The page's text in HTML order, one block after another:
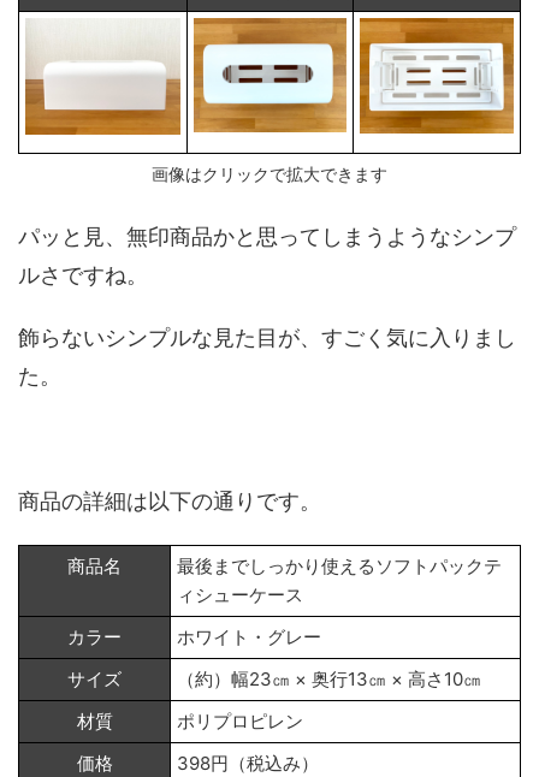
画像はクリックで拡大できます
パッと見、無印商品かと思ってしまうようなシンプ
ルさですね。
飾らないシンプルな見た目が、すごく気に入りまし
た。
商品の詳細は以下の通りです。
商品名
最後までしっかり使えるソフトパックテ
ィシューケース
カラー
ホワイト・グレー
サイズ
（約）幅23㎝ × 奥行13㎝ × 高さ10㎝
材質
ポリプロピレン
価格
398円（税込み）